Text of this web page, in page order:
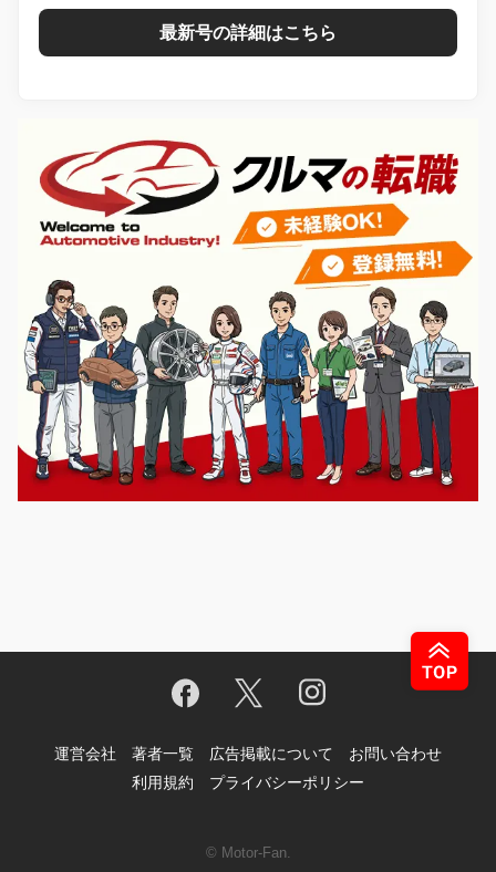
最新号の詳細はこちら
運営会社 著者一覧 広告掲載について
お問い合わせ
利用規約
プライバシーポリシー
© Motor-Fan.